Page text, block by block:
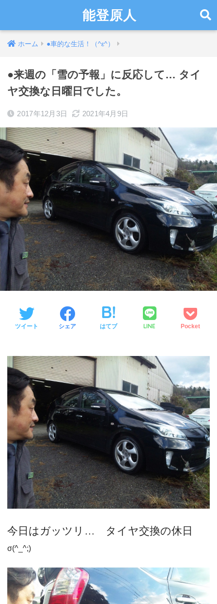
能登原人
ホーム ●車的な生活！（^ε^）
●来週の「雪の予報」に反応して… タイ
ヤ交換な日曜日でした。
2017年12月3日 2021年4月9日
ツイート シェア はてブ LINE Pocket
今日はガッツリ… タイヤ交換の休日
σ(^_^;)